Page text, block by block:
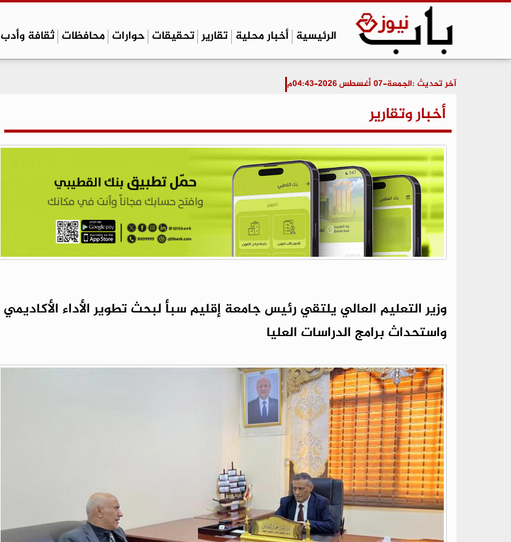
الرئيسية أخبار محلية تقارير تحقيقات حوارات محافظات ثقافة وأدب
آخر تحديث :الجمعة-07 أغسطس 2026-04:43م
أخبار وتقارير
وزير التعليم العالي يلتقي رئيس جامعة إقليم سبأ لبحث تطوير الأداء الأكاديمي
واستحداث برامج الدراسات العليا